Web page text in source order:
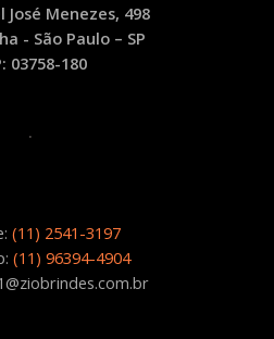
José Menezes, 498
- São Paulo – SP
03758-180
.
(11) 2541-3197
(11) 96394-4904